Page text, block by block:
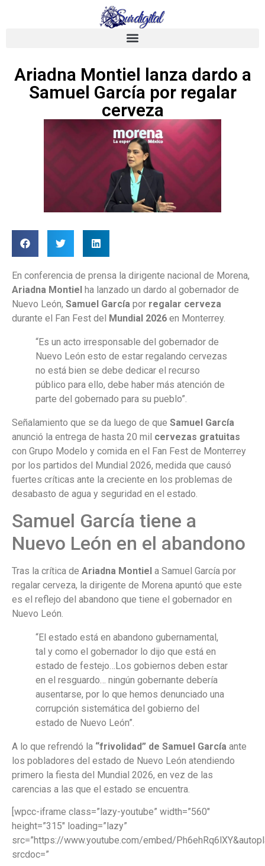
Ariadna Montiel lanza dardo a
Samuel García por regalar
cerveza
En conferencia de prensa la dirigente nacional de Morena,
Ariadna Montiel ha lanzado un dardo al gobernador de
Nuevo León, Samuel García por regalar cerveza
durante el Fan Fest del Mundial 2026 en Monterrey.
“Es un acto irresponsable del gobernador de
Nuevo León esto de estar regalando cervezas
no está bien se debe dedicar el recurso
público para ello, debe haber más atención de
parte del gobernado para su pueblo”.
Señalamiento que se da luego de que Samuel García
anunció la entrega de hasta 20 mil cervezas gratuitas
con Grupo Modelo y comida en el Fan Fest de Monterrey
por los partidos del Mundial 2026, medida que causó
fuertes críticas ante la creciente en los problemas de
desabasto de agua y seguridad en el estado.
Samuel García tiene a
Nuevo León en el abandono
Tras la crítica de Ariadna Montiel a Samuel García por
regalar cerveza, la dirigente de Morena apuntó que este
es el reflejo del abandono que tiene el gobernador en
Nuevo León.
“El estado está en abandono gubernamental,
tal y como el gobernador lo dijo que está en
estado de festejo…Los gobiernos deben estar
en el resguardo… ningún gobernante debería
ausentarse, por lo que hemos denunciado una
corrupción sistemática del gobierno del
estado de Nuevo León”.
A lo que refrendó la “frivolidad” de Samuel García ante
los pobladores del estado de Nuevo León atendiendo
primero la fiesta del Mundial 2026, en vez de las
carencias a las que el estado se encuentra.
[wpcc-iframe class=”lazy-youtube” width=”560″
height=”315″ loading=”lazy”
src=”https://www.youtube.com/embed/
srcdoc=”